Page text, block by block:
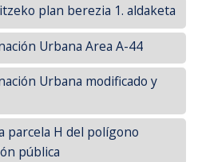
plan berezia 1. aldaketa
Urbana Area A-44
Urbana modificado y
parcela H del polígono
pública